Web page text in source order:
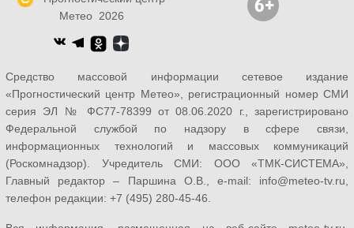
Метео 2026
Средство массовой информации сетевое издание
«Прогностический центр Метео», регистрационный номер СМИ
серия ЭЛ № ФС77-78399 от 08.06.2020 г., зарегистрировано
Федеральной службой по надзору в сфере связи,
информационных технологий и массовых коммуникаций
(Роскомнадзор). Учредитель СМИ: ООО «ТМК-СИСТЕМА»,
Главный редактор – Паршина О.В., e-mail: info@meteo-tv.ru,
телефон редакции: +7 (495) 280-45-46.